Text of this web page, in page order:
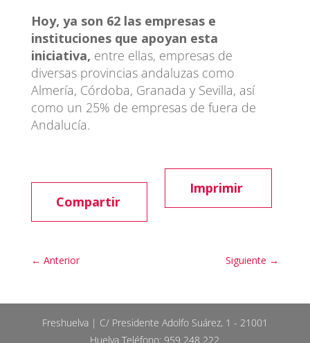
Hoy, ya son 62 las empresas e
instituciones que apoyan esta
iniciativa, entre ellas, empresas de
diversas provincias andaluzas como
Almería, Córdoba, Granada y Sevilla, así
como un 25% de empresas de fuera de
Andalucía.
Compartir
Imprimir
← Anterior Siguiente →
Freshuelva | C/ Presidente Adolfo Suárez, 1 - 21001
Huelva Teléfono: 959 248 222